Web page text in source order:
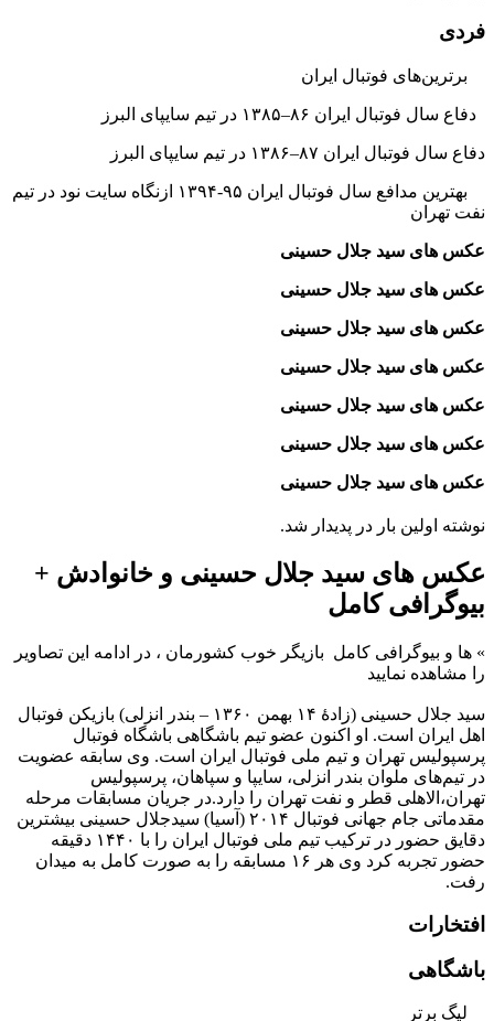
فردی
برترین‌های فوتبال ایران
دفاع سال فوتبال ایران ۸۶–۱۳۸۵ در تیم سایپای البرز
دفاع سال فوتبال ایران ۸۷–۱۳۸۶ در تیم سایپای البرز
بهترین مدافع سال فوتبال ایران ۹۵-۱۳۹۴ ازنگاه سایت نود در تیم
نفت تهران
عکس های سید جلال حسینی
عکس های سید جلال حسینی
عکس های سید جلال حسینی
عکس های سید جلال حسینی
عکس های سید جلال حسینی
عکس های سید جلال حسینی
عکس های سید جلال حسینی
نوشته اولین بار در پدیدار شد.
عکس های سید جلال حسینی و خانوادش +
بیوگرافی کامل
» ها و بیوگرافی کامل بازیگر خوب کشورمان ، در ادامه این تصاویر
را مشاهده نمایید
سید جلال حسینی (زادهٔ ۱۴ بهمن ۱۳۶۰ – بندر انزلی) بازیکن فوتبال
اهل ایران است. او اکنون عضو تیم باشگاهی باشگاه فوتبال
پرسپولیس تهران و تیم ملی فوتبال ایران است. وی سابقه عضویت
در تیم‌های ملوان بندر انزلی، سایپا و سپاهان، پرسپولیس
تهران،الاهلی قطر و نفت تهران را دارد.در جریان مسابقات مرحله
مقدماتی جام جهانی فوتبال ۲۰۱۴ (آسیا) سیدجلال حسینی بیشترین
دقایق حضور در ترکیب تیم ملی فوتبال ایران را با ۱۴۴۰ دقیقه
حضور تجربه کرد وی هر ۱۶ مسابقه را به صورت کامل به میدان
رفت.
افتخارات
باشگاهی
لیگ برتر